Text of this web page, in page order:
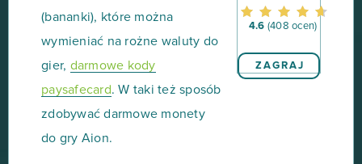
(bananki), które można
wymieniać na rożne waluty do
gier, darmowe kody
paysafecard. W taki też sposób
zdobywać darmowe monety
do gry Aion.
4.6 (408 ocen)
ZAGRAJ